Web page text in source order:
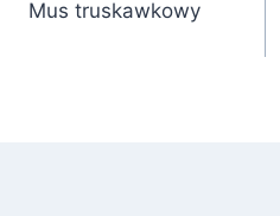
wpisu
Mus truskawkowy